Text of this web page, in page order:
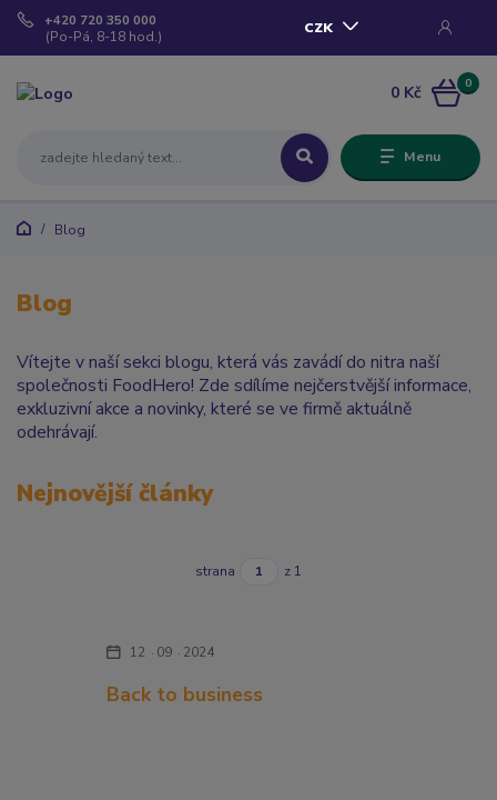
Menu
CZK
+420 720 350 000
(Po-Pá, 8-18 hod.)
0
0 Kč
Blog
Blog
Vítejte v naší sekci blogu, která vás zavádí do nitra naší
společnosti FoodHero! Zde sdílíme nejčerstvější informace,
exkluzivní akce a novinky, které se ve firmě aktuálně
odehrávají.
Nejnovější články
strana z 1
Back to business
12 09 2024